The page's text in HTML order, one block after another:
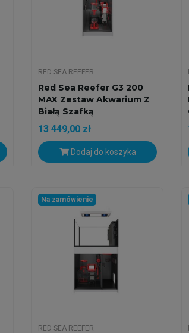
RED SEA REEFER
Red Sea Reefer G3 200
MAX Zestaw Akwarium Z
Białą Szafką
13 449,00 zł
Dodaj do koszyka
Na zamówienie
RED SEA REEFER